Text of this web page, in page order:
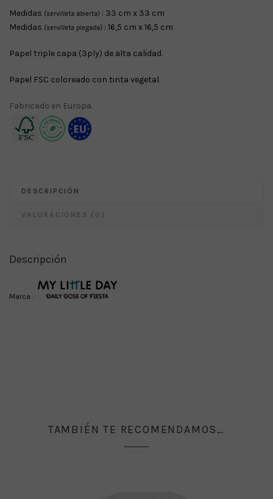
Medidas (servilleta abierta) : 33 cm x 33 cm
Medidas (servilleta plegada) : 16,5 cm x 16,5 cm
Papel triple capa (3ply) de alta calidad.
Papel FSC coloreado con tinta vegetal.
Fabricado en Europa.
DESCRIPCIÓN
VALORACIONES (0)
Descripción
Marca :
TAMBIÉN TE RECOMENDAMOS…